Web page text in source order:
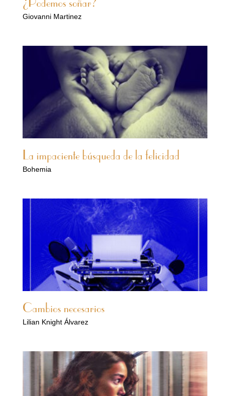
¿Podemos soñar?
Giovanni Martinez
La impaciente búsqueda de la felicidad
Bohemia
Cambios necesarios
Lilian Knight Álvarez